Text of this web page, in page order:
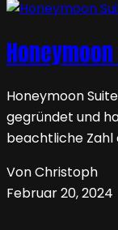
Honeymoon
gegründet und
beachtliche Zahl
Von Christoph
Februar 20, 2024